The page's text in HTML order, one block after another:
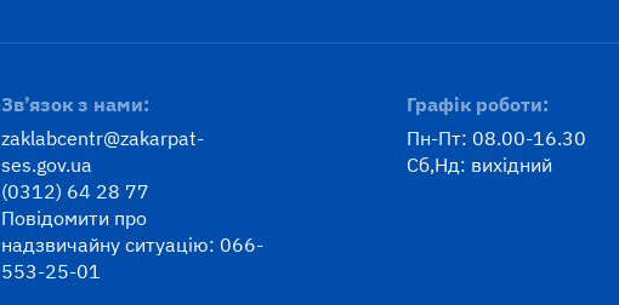
Зв’язок з нами:
zaklabcentr@zakarpat-
ses.gov.ua
(0312) 64 28 77
Повідомити про
надзвичайну ситуацію: 066-
553-25-01
Графік роботи:
Пн-Пт: 08.00-16.30
Сб,Нд: вихідний